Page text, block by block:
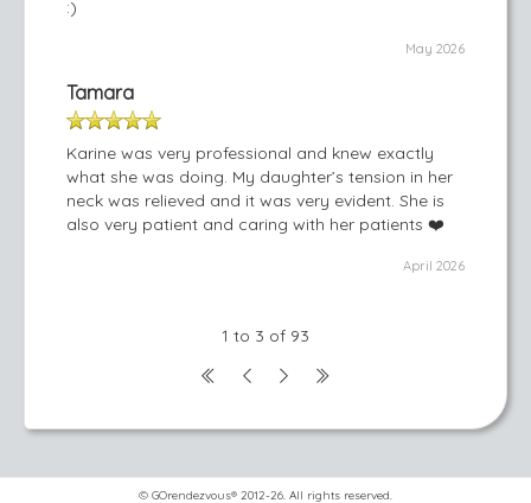
:)
May 2026
Tamara
Karine was very professional and knew exactly
what she was doing. My daughter’s tension in her
neck was relieved and it was very evident. She is
also very patient and caring with her patients ❤️
April 2026
1 to 3 of 93
© GOrendezvous® 2012-26. All rights reserved.